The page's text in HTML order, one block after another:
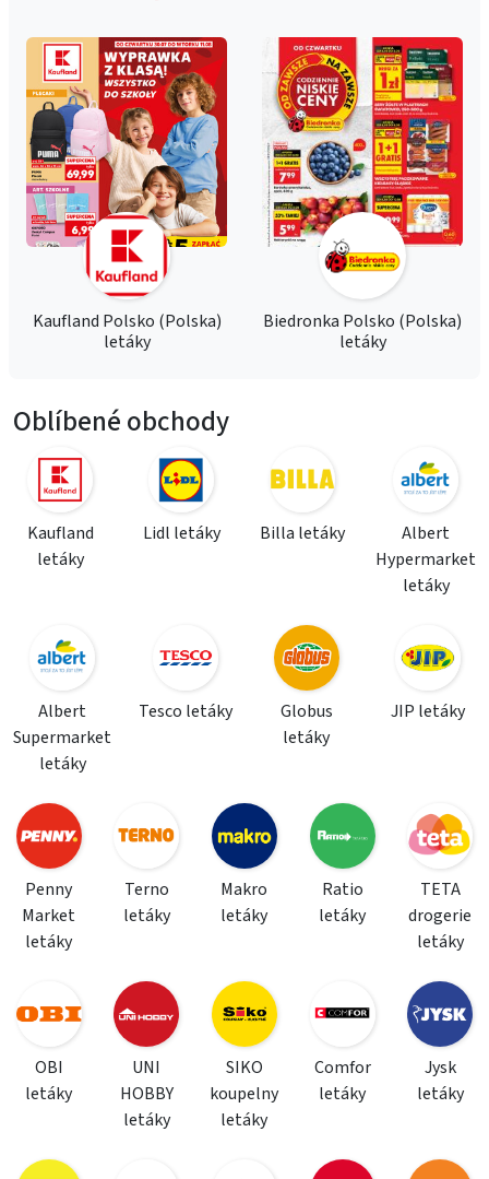
Kaufland Polsko (Polska)
letáky
Biedronka Polsko (Polska)
letáky
Oblíbené obchody
Kaufland
letáky
Lidl letáky Billa letáky
Albert
Hypermarket
letáky
Albert
Supermarket
letáky
Tesco letáky
Globus
letáky
JIP letáky
Penny
Market
letáky
Terno
letáky
Makro
letáky
Ratio
letáky
TETA
drogerie
letáky
OBI
letáky
UNI
HOBBY
letáky
SIKO
koupelny
letáky
Comfor
letáky
Jysk
letáky